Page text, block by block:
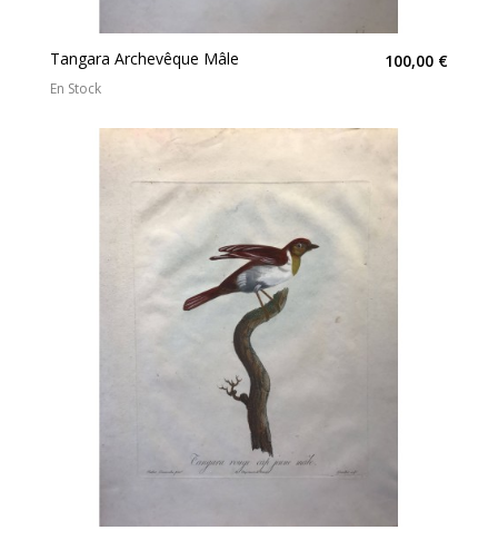
Tangara Archevêque Mâle 100,00 €
En Stock